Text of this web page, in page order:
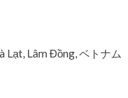
Lạt, Lâm Đồng, ベトナム